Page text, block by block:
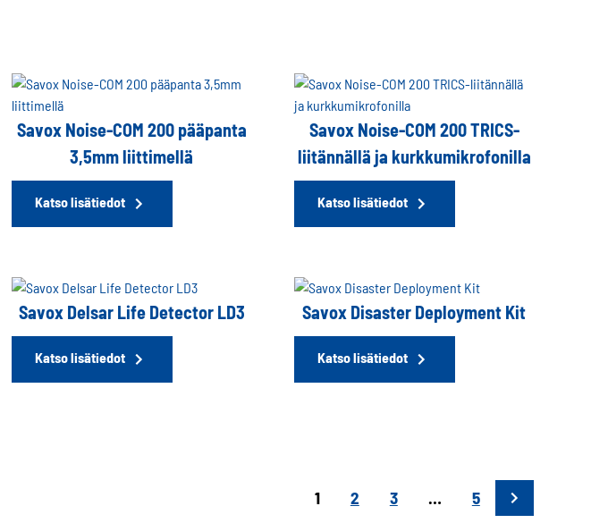
Savox Noise-COM 200 pääpanta
3,5mm liittimellä
Katso lisätiedot
Savox Noise-COM 200 TRICS-
liitännällä ja kurkkumikrofonilla
Katso lisätiedot
Savox Delsar Life Detector LD3
Katso lisätiedot
Savox Disaster Deployment Kit
Katso lisätiedot
1 2 3 … 5